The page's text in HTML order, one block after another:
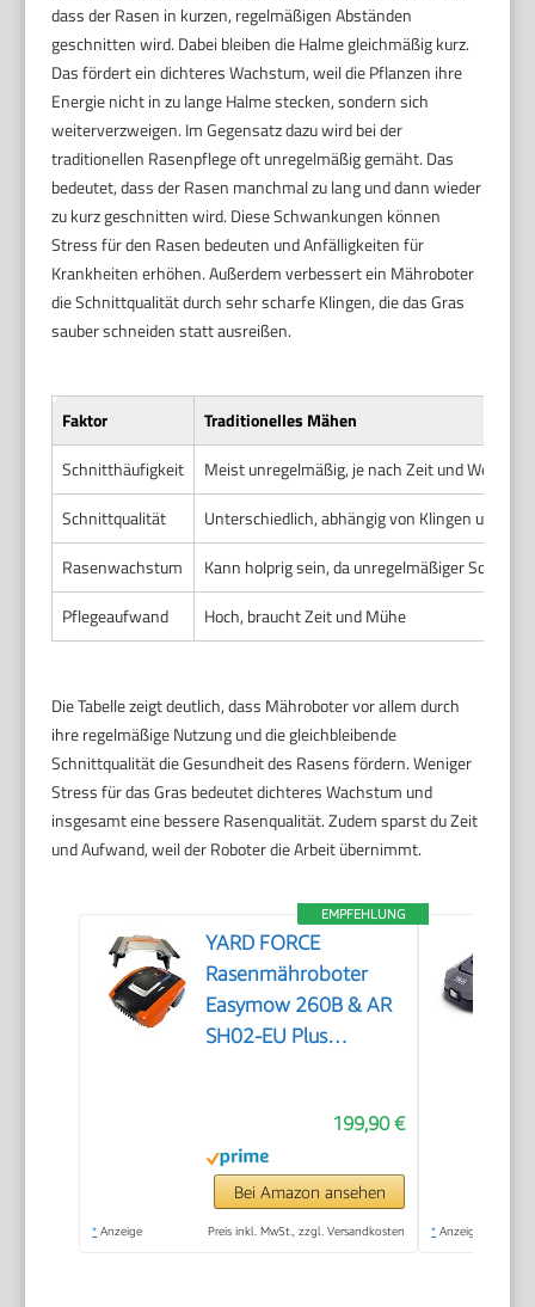
dass der Rasen in kurzen, regelmäßigen Abständen
geschnitten wird. Dabei bleiben die Halme gleichmäßig kurz.
Das fördert ein dichteres Wachstum, weil die Pflanzen ihre
Energie nicht in zu lange Halme stecken, sondern sich
weiterverzweigen. Im Gegensatz dazu wird bei der
traditionellen Rasenpflege oft unregelmäßig gemäht. Das
bedeutet, dass der Rasen manchmal zu lang und dann wieder
zu kurz geschnitten wird. Diese Schwankungen können
Stress für den Rasen bedeuten und Anfälligkeiten für
Krankheiten erhöhen. Außerdem verbessert ein Mähroboter
die Schnittqualität durch sehr scharfe Klingen, die das Gras
sauber schneiden statt ausreißen.
Faktor
Traditionelles Mähen
Schnitthäufigkeit
Meist unregelmäßig, je nach Zeit und Wetter
Schnittqualität
Unterschiedlich, abhängig von Klingen und
Rasenwachstum
Kann holprig sein, da unregelmäßiger Schnitt
Pflegeaufwand
Hoch, braucht Zeit und Mühe
Die Tabelle zeigt deutlich, dass Mähroboter vor allem durch
ihre regelmäßige Nutzung und die gleichbleibende
Schnittqualität die Gesundheit des Rasens fördern. Weniger
Stress für das Gras bedeutet dichteres Wachstum und
insgesamt eine bessere Rasenqualität. Zudem sparst du Zeit
und Aufwand, weil der Roboter die Arbeit übernimmt.
EMPFEHLUNG
YARD FORCE
Rasenmähroboter
Easymow 260B & AR
SH02-EU Plus
199,90 €
Bei Amazon ansehen
* Anzeige Preis inkl. MwSt., zzgl. Versandkosten * Anzeige